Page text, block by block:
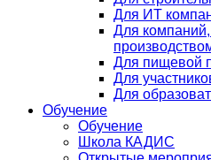
Для ИТ
Для
Для пищевой
Для
Для
Обучение
Обучение
Школа КАДИС